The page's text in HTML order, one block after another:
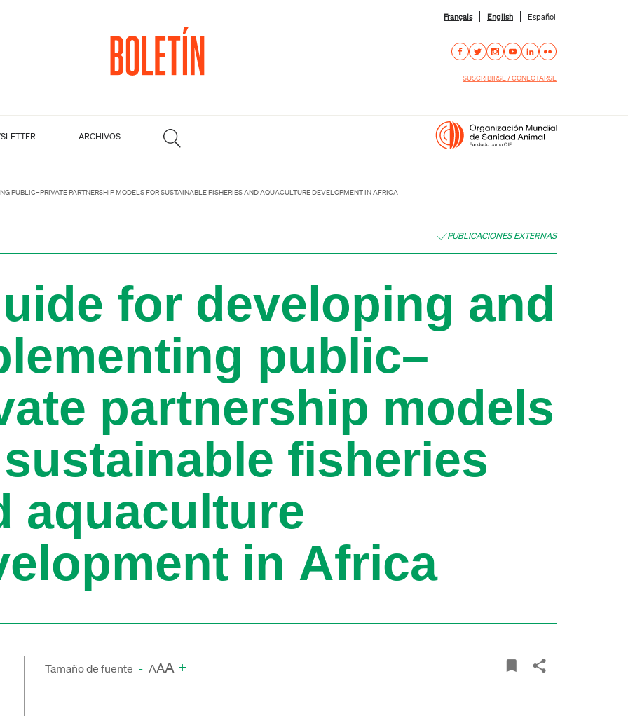
Français English Español
SUSCRIBIRSE / CONECTARSE
ARCHIVOS
PUBLIC–PRIVATE PARTNERSHIP MODELS FOR SUSTAINABLE FISHERIES AND AQUACULTURE DEVELOPMENT IN AFRICA
PUBLICACIONES EXTERNAS
for developing and
public–
partnership models
fisheries
aquaculture
in Africa
Tamaño de fuente - AAA +